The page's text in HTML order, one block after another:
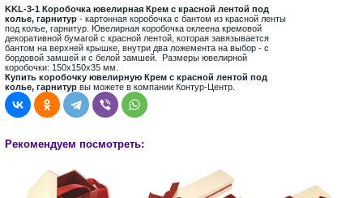
KKL-3-1 Коробочка ювелирная Крем с красной лентой под
колье, гарнитур - картонная коробочка с бантом из красной ленты
под колье, гарнитур. Ювелирная коробочка оклеена кремовой
декоративной бумагой с красной лентой, которая завязывается
бантом на верхней крышке, внутри два ложемента на выбор - с
бордовой замшей и с белой замшей. Размеры ювелирной
коробочки: 150х150х35 мм.
Купить коробочку ювелирную Крем с красной лентой под
колье, гарнитур вы можете в компании Контур-Центр.
Рекомендуем посмотреть: